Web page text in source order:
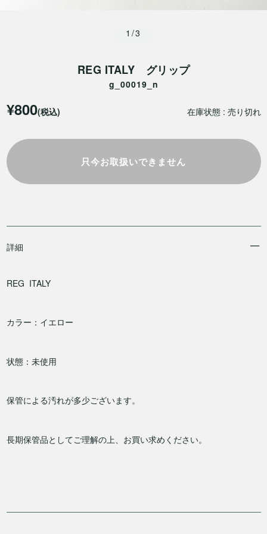
1/3
REG ITALY グリップ
g_00019_n
在庫状態 : 売り切れ
¥800(税込)
只今お取扱いできません
詳細
REG ITALY
カラー：イエロー
状態：未使用
保管による汚れが多少ございます。
長期保管品としてご理解の上、お買い求めください。